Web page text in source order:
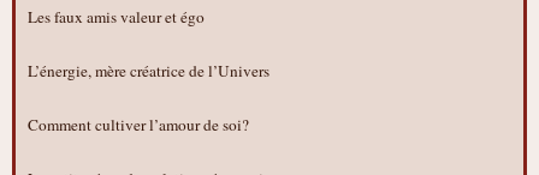
Les faux amis valeur et égo
L’énergie, mère créatrice de l’Univers
Comment cultiver l’amour de soi?